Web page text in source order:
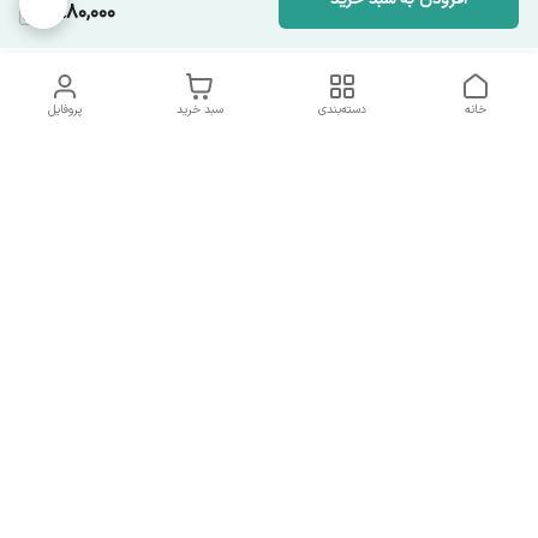
1,880,000
پروفایل سبد خرید دسته‌بندی خانه